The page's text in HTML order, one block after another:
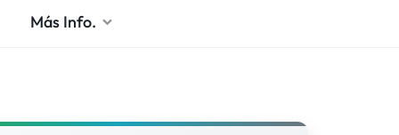
Más Info.